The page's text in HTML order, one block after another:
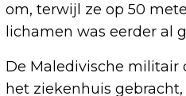
om, terwijl ze op 50
lichamen was eerder al
De Maledivische
het ziekenhuis